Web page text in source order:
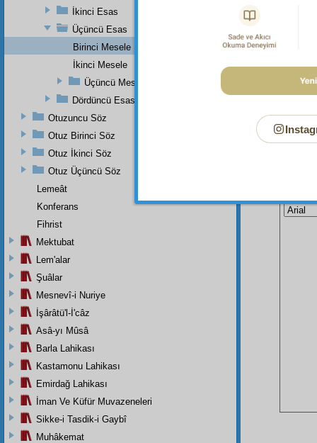
İkinci Esas
Üçüncü Esas
Birinci Mesele
İkinci Mesele
Üçüncü Mesele
Dördüncü Esas
Otuzuncu Söz
Otuz Birinci Söz
Otuz İkinci Söz
Otuz Üçüncü Söz
Lemeât
Konferans
Fihrist
Mektubat
Lem'alar
Şuâlar
Mesnevî-i Nuriye
İşârâtü'l-İ'câz
Asâ-yı Mûsâ
Barla Lahikası
Kastamonu Lahikası
Emirdağ Lahikası
İman Ve Küfür Muvazeneleri
Sikke-i Tasdik-i Gaybî
Muhâkemat